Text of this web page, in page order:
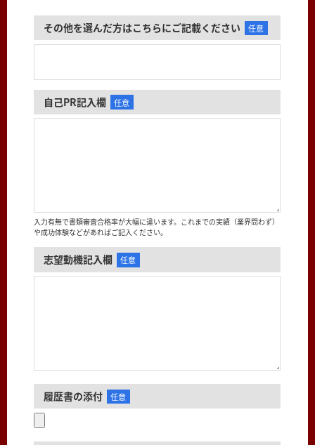
その他を選んだ方はこちらにご記載ください 任意
自己PR記入欄 任意
入力有無で書類審査合格率が大幅に違います。これまでの実績（業界問わず）
や成功体験などがあればご記入ください。
志望動機記入欄 任意
履歴書の添付 任意